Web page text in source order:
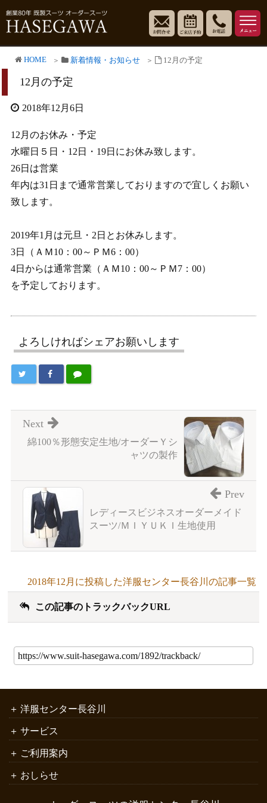
HOME 新着情報・お知らせ 12月の予定
12月の予定
2018年12月6日
12月のお休み・予定
水曜日５日・12日・19日にお休み致します。
26日は営業
年内は31日まで通常営業しておりますので宜しくお願い
致します。
2019年1月は元旦・2日とお休みします。
3日（ＡＭ10：00～ＰＭ6：00）
4日からは通常営業（ＡＭ10：00～ＰＭ7：00）
を予定しております。
よろしければシェアお願いします
綿100％形態安定生地/オーダーＹシ
ャツの製作
Next
レディースビジネスオーダーメイド
スーツ/ＭＩＹＵＫＩ生地使用
Prev
2018年12月に投稿した洋服センター長谷川の記事一覧
この記事のトラックバックURL
洋服センター長谷川
サービス
ご利用案内
おしらせ